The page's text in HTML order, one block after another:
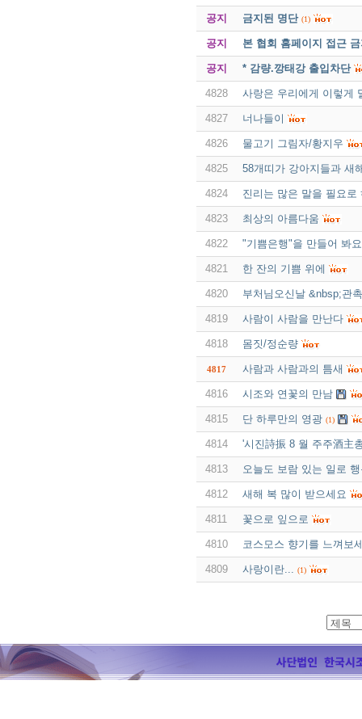
공지 금지된 명단 (1)
공지 본 협회 홈페이지 접근
공지 * 감량.깡태강 출입차단
4828 사랑은 우리에게 이렇게
4827 너나들이
4826 물고기 그림자/황지우
4825 58개띠가 강아지들과 새
4824 진리는 많은 말을 필요로
4823 최상의 아름다움
4822 "기쁨은행"을 만들어 봐요
4821 한 잔의 기쁨 위에
4820 부처님오신날 &nbsp;관
4819 사람이 사람을 만난다
4818 몸짓/정순량
4817 사람과 사람과의 틈새
4816 시조와 연꽃의 만남
4815 단 하루만의 영광 (1)
4814 '시진詩振 8 월 주주酒主
4813 오늘도 보람 있는 일로
4812 새해 복 많이 받으세요
4811 꽃으로 잎으로
4810 코스모스 향기를 느껴보
4809 사랑이란... (1)